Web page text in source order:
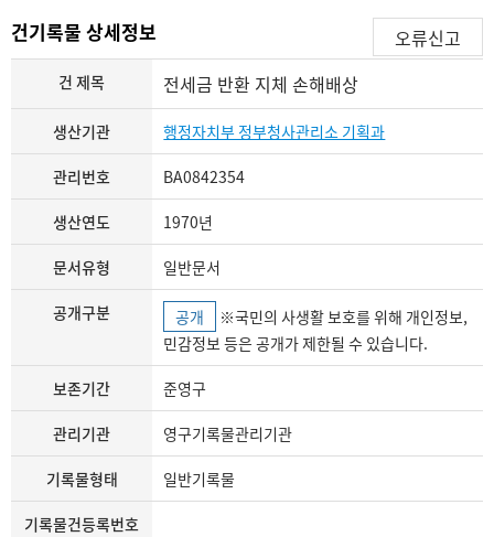
건기록물 상세정보 오류신고
건 제목 전세금 반환 지체 손해배상
생산기관 행정자치부 정부청사관리소 기획과
관리번호 BA0842354
생산연도 1970년
문서유형 일반문서
공개구분 공개
민감정보 등은 공개가 제한될 수 있습니다.
보존기간 준영구
관리기관 영구기록물관리기관
기록물형태 일반기록물
기록물건등록번호